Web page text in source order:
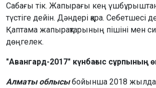
Сабағы тік. Жапырағы кең
түстіге дейін. Дәндері қара. Себетшесі
Қаптама жапырақтарының пішіні мен
дөңгелек.
"Авангард-2017" күнбағыс сұрпының
Алматы облысыбойынша 2018